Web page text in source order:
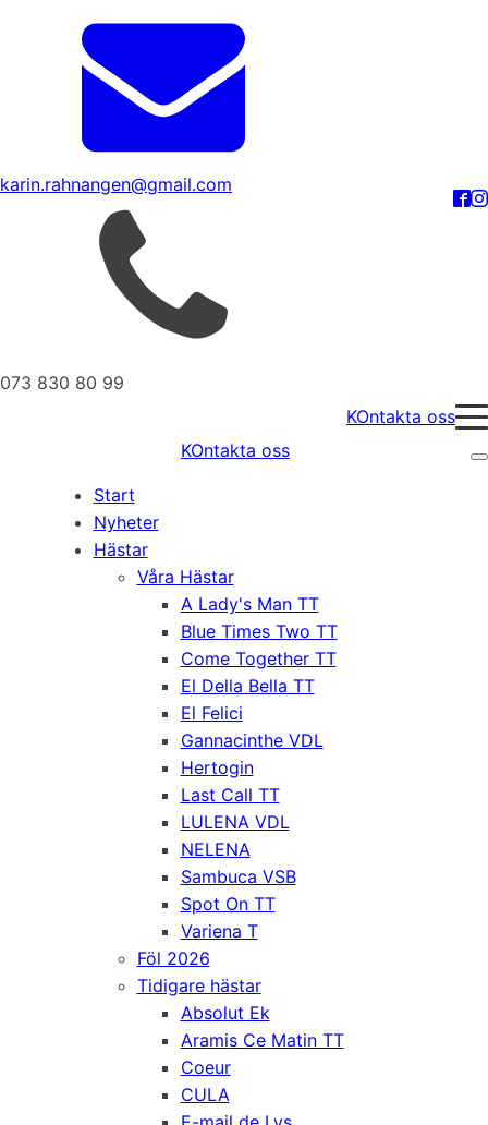
karin.rahnangen@gmail.com
073 830 80 99
KOntakta oss
KOntakta oss
Start
Nyheter
Hästar
Våra Hästar
A Lady's Man TT
Blue Times Two TT
Come Together TT
El Della Bella TT
El Felici
Gannacinthe VDL
Hertogin
Last Call TT
LULENA VDL
NELENA
Sambuca VSB
Spot On TT
Variena T
Föl 2026
Tidigare hästar
Absolut Ek
Aramis Ce Matin TT
Coeur
CULA